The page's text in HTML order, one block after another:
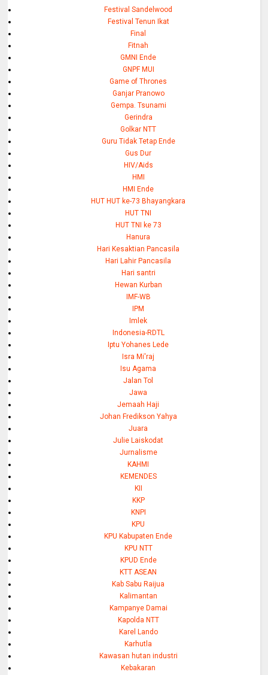
Festival Sandelwood
Festival Tenun Ikat
Final
Fitnah
GMNI Ende
GNPF MUI
Game of Thrones
Ganjar Pranowo
Gempa. Tsunami
Gerindra
Golkar NTT
Guru Tidak Tetap Ende
Gus Dur
HIV/Aids
HMI
HMI Ende
HUT HUT ke-73 Bhayangkara
HUT TNI
HUT TNI ke 73
Hanura
Hari Kesaktian Pancasila
Hari Lahir Pancasila
Hari santri
Hewan Kurban
IMF-WB
IPM
Imlek
Indonesia-RDTL
Iptu Yohanes Lede
Isra Mi'raj
Isu Agama
Jalan Tol
Jawa
Jemaah Haji
Johan Fredikson Yahya
Juara
Julie Laiskodat
Jurnalisme
KAHMI
KEMENDES
KII
KKP
KNPI
KPU
KPU Kabupaten Ende
KPU NTT
KPUD Ende
KTT ASEAN
Kab Sabu Raijua
Kalimantan
Kampanye Damai
Kapolda NTT
Karel Lando
Karhutla
Kawasan hutan industri
Kebakaran